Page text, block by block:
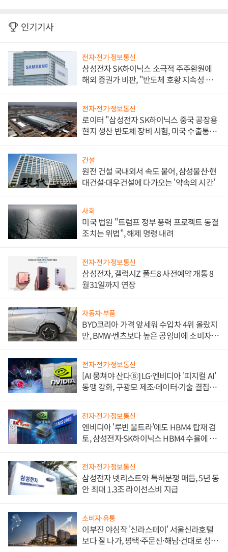
인기기사
전자·전기·정보통신
삼성전자 SK하이닉스 소극적 주주환원에
해외 증권가 비판, "반도체 호황 지속성 의
전자·전기·정보통신
로이터 "삼성전자 SK하이닉스 중국 공장용
현지 생산 반도체 장비 시험, 미국 수출통제
건설
원전 건설 국내외서 속도 붙어, 삼성물산·현
대건설·대우건설에 다가오는 '약속의 시간'
사회
미국 법원 "트럼프 정부 풍력 프로젝트 동결
조치는 위법", 해제 명령 내려
전자·전기·정보통신
삼성전자, 갤럭시Z 폴드8 사전예약 개통 8
월31일까지 연장
자동차·부품
BYD코리아 가격 앞세워 수입차 4위 올랐지
만, BMW·벤츠보다 높은 공임비에 소비자
전자·전기·정보통신
[AI 뭉쳐야 산다⑧] LG·엔비디아 '피지컬 AI'
동맹 강화, 구광모 제조·데이터·기술 결집
전자·전기·정보통신
엔비디아 '루빈 울트라'에도 HBM4 탑재 검
토, 삼성전자·SK하이닉스 HBM4 수율에 주
전자·전기·정보통신
삼성전자 넷리스트와 특허분쟁 매듭, 5년 동
안 최대 1.3조 라이선스비 지급
소비자·유통
이부진 야심작 '신라스테이' 서울신라호텔
보다 잘 나가, 평택·주문진·해남·건대로 성